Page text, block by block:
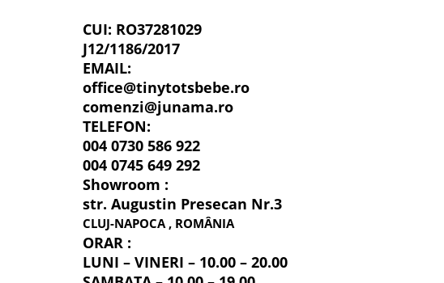
CUI: RO37281029
J12/1186/2017
EMAIL:
office@tinytotsbebe.ro
comenzi@junama.ro
TELEFON:
004 0730 586 922
004 0745 649 292
Showroom :
str. Augustin Presecan Nr.3
CLUJ-NAPOCA , ROMÂNIA
ORAR :
LUNI – VINERI – 10.00 – 20.00